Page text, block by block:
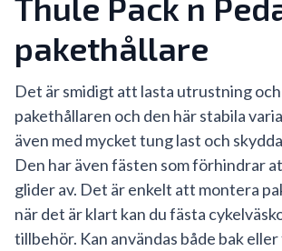
pakethållare
Det är smidigt att lasta utrustning
pakethållaren och den här stabila
även med mycket tung last och
Den har även fästen som förhindrar
glider av. Det är enkelt att montera
när det är klart kan du fästa
tillbehör. Kan användas både bak